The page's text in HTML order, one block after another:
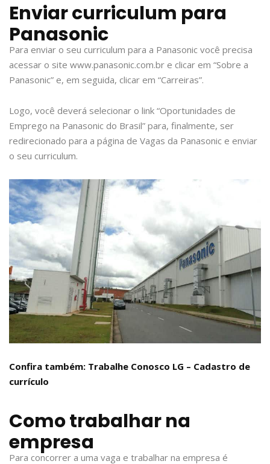
Enviar curriculum para
Panasonic
Para enviar o seu curriculum para a Panasonic você precisa
acessar o site www.panasonic.com.br e clicar em “Sobre a
Panasonic” e, em seguida, clicar em “Carreiras”.
Logo, você deverá selecionar o link “Oportunidades de
Emprego na Panasonic do Brasil” para, finalmente, ser
redirecionado para a página de Vagas da Panasonic e enviar
o seu curriculum.
Confira também: Trabalhe Conosco LG – Cadastro de
currículo
Como trabalhar na
empresa
Para concorrer a uma vaga e trabalhar na empresa é